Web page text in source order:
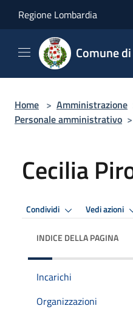
Regione Lombardia
Comune
Home > Amministrazione
Personale amministrativo >
Cecilia
Condividi Vedi azioni
INDICE DELLA PAGINA
Incarichi
Organizzazioni